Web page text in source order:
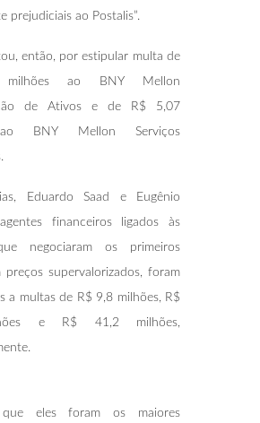
prejudiciais ao Postalis”.
então, por estipular multa de
ao BNY Mellon
de Ativos e de R$ 5,07
BNY Mellon Serviços
Eduardo Saad e Eugênio
financeiros ligados às
negociaram os primeiros
supervalorizados, foram
a multas de R$ 9,8 milhões, R$
e R$ 41,2 milhões,
que eles foram os maiores